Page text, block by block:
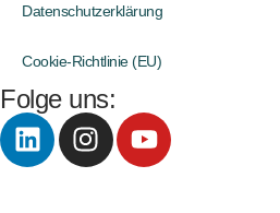
Datenschutzerklärung
Cookie-Richtlinie (EU)
Folge uns: